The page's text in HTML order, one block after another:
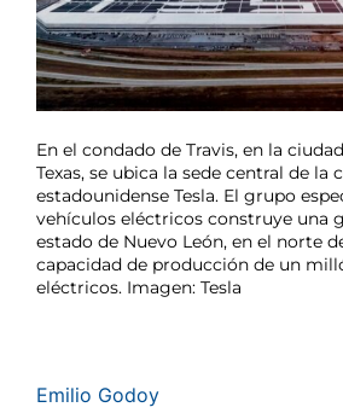
En el condado de Travis, en la
Texas, se ubica la sede central de la
estadounidense Tesla. El grupo
vehículos eléctricos construye una
estado de Nuevo León, en el norte
capacidad de producción de un
eléctricos. Imagen: Tesla
Emilio Godoy